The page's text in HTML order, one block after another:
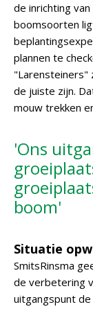
de inrichting
boomsoorten
plannen te
"Larensteiners"
de juiste zijn.
mouw trekken
'Ons
boom'
Situatie
SmitsRinsma
de verbetering
uitgangspunt